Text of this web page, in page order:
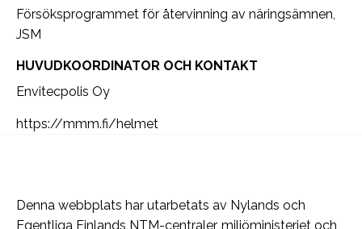
Försöksprogrammet för återvinning av näringsämnen,
JSM
HUVUDKOORDINATOR OCH KONTAKT
Envitecpolis Oy
https://mmm.fi/helmet
Denna webbplats har utarbetats av Nylands och
Egentliga Finlands NTM-centraler, miljöministeriet och